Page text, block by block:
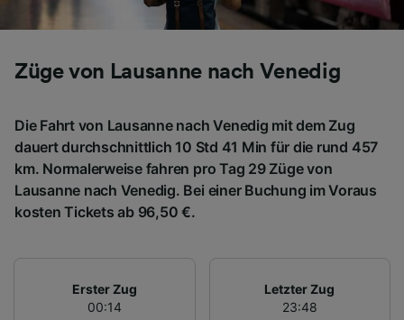
Züge von Lausanne nach Venedig
Die Fahrt von Lausanne nach Venedig mit dem Zug
dauert durchschnittlich 10 Std 41 Min für die rund 457
km. Normalerweise fahren pro Tag 29 Züge von
Lausanne nach Venedig. Bei einer Buchung im Voraus
kosten Tickets ab 96,50 €.
Erster Zug
00:14
Letzter Zug
23:48